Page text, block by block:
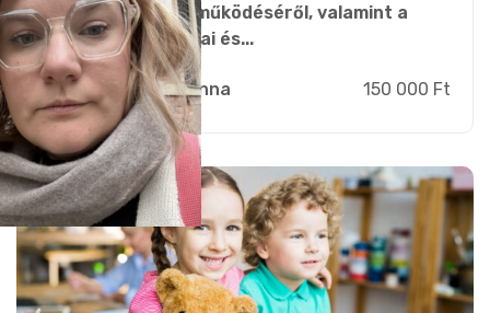
gyermekvédelem működéséről, valamint a
kapcsolódó szakmai és...
Branauer Anna 150 000 Ft